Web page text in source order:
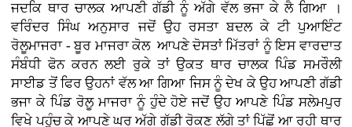
ਜਦਕਿ ਥਾਰ ਚਾਲਕ ਆਪਣੀ ਗੱਡੀ ਨੂੰ ਅੱਗੇ ਵੱਲ ਭਜਾ ਕੇ ਲੈ ਗਿਆ ।
ਵਰਿੰਦਰ ਸਿੰਘ ਅਨੁਸਾਰ ਜਦੋਂ ਉਹ ਰਸਤਾ ਬਦਲ ਕੇ ਟੀ ਪੁਆਇੰਟ
ਰੋਲੂਮਾਜਰਾ - ਬੂਰ ਮਾਜਰਾ ਕੋਲ ਆਪਣੇ ਦੋਸਤਾਂ ਮਿੱਤਰਾਂ ਨੂੰ ਇਸ ਵਾਰਦਾਤ
ਸੰਬੰਧੀ ਫੋਨ ਕਰਨ ਲਈ ਰੁਕੇ ਤਾਂ ਉਕਤ ਥਾਰ ਚਾਲਕ ਪਿੰਡ ਸਮਰੌਲੀ
ਸਾਈਡ ਤੋਂ ਫਿਰ ਉਹਨਾਂ ਵੱਲ ਆ ਗਿਆ ਜਿਸ ਨੂੰ ਦੇਖ ਕੇ ਉਹ ਆਪਣੀ ਗੱਡੀ
ਭਜਾ ਕੇ ਪਿੰਡ ਰੋਲੂ ਮਾਜਰਾ ਨੂੰ ਹੁੰਦੇ ਹੋਏ ਜਦੋਂ ਉਹ ਆਪਣੇ ਪਿੰਡ ਸਲੇਮਪੁਰ
ਵਿਖੇ ਪਹੁੰਚ ਕੇ ਆਪਣੇ ਘਰ ਅੱਗੇ ਗੱਡੀ ਰੋਕਣ ਲੱਗੇ ਤਾਂ ਪਿੱਛੋਂ ਆ ਰਹੀ ਥਾਰ